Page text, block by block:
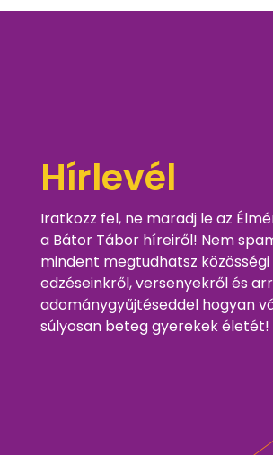
Hírlevél
Iratkozz fel, ne maradj le az
a Bátor Tábor híreiről! Nem
mindent megtudhatsz
edzéseinkről, versenyekről és
adománygyűjtéseddel hogyan
súlyosan beteg gyerekek életét!